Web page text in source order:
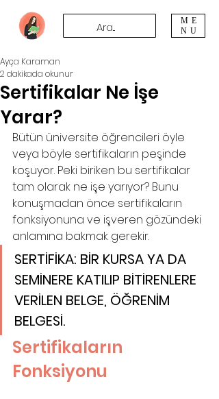
ME
NU
Sertifikalar Ne İşe
Yarar?
Ayça Karaman
2 dakikada okunur
Bütün üniversite öğrencileri öyle
veya böyle sertifikaların peşinde
koşuyor. Peki biriken bu sertifikalar
tam olarak ne işe yarıyor? Bunu
konuşmadan önce sertifikaların
fonksiyonuna ve işveren gözündeki
anlamına bakmak gerekir.
SERTİFİKA: BİR KURSA YA DA
SEMİNERE KATILIP BİTİRENLERE
VERİLEN BELGE, ÖĞRENİM
BELGESİ.
Sertifikaların
Fonksiyonu